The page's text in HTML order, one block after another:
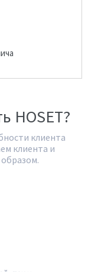
HOSET?
клиента
клиента и